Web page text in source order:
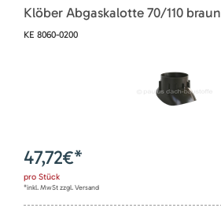
Klöber Abgaskalotte 70/110 braun
KE 8060-0200
47,72€*
pro Stück
*inkl. MwSt zzgl. Versand